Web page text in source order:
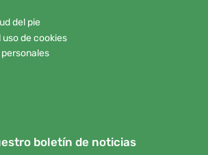
del pie
de cookies
boletín de noticias